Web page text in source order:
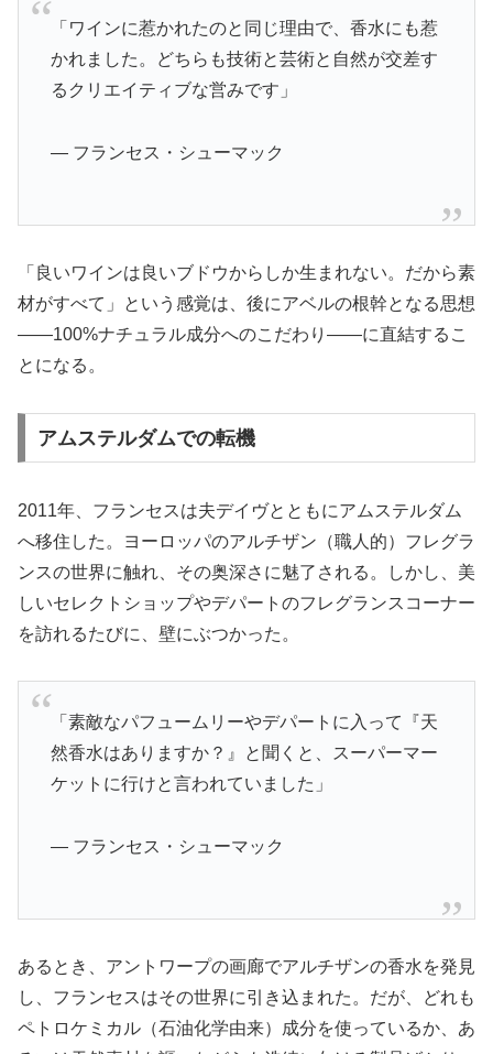
「ワインに惹かれたのと同じ理由で、香水にも惹
かれました。どちらも技術と芸術と自然が交差す
るクリエイティブな営みです」
— フランセス・シューマック
「良いワインは良いブドウからしか生まれない。だから素
材がすべて」という感覚は、後にアベルの根幹となる思想
——100%ナチュラル成分へのこだわり——に直結するこ
とになる。
アムステルダムでの転機
2011年、フランセスは夫デイヴとともにアムステルダム
へ移住した。ヨーロッパのアルチザン（職人的）フレグラ
ンスの世界に触れ、その奥深さに魅了される。しかし、美
しいセレクトショップやデパートのフレグランスコーナー
を訪れるたびに、壁にぶつかった。
「素敵なパフュームリーやデパートに入って『天
然香水はありますか？』と聞くと、スーパーマー
ケットに行けと言われていました」
— フランセス・シューマック
あるとき、アントワープの画廊でアルチザンの香水を発見
し、フランセスはその世界に引き込まれた。だが、どれも
ペトロケミカル（石油化学由来）成分を使っているか、あ